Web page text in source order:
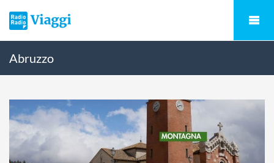
Abruzzo